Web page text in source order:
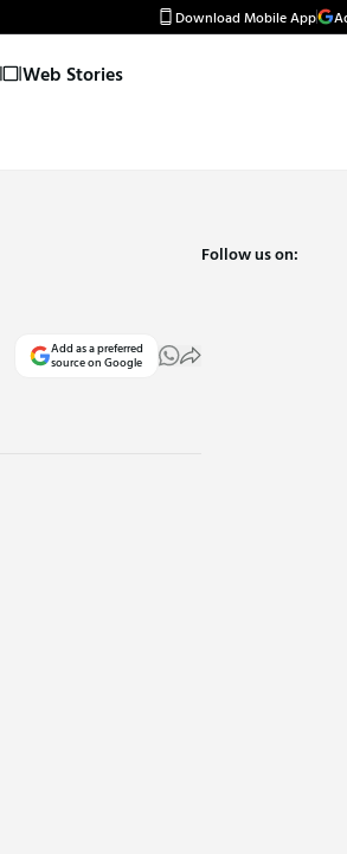
Download Mobile App
Web Stories
Add as a preferred
source on Google
Follow us on: